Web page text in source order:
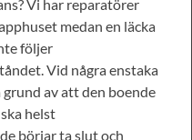
Vi har reparatörer
medan en läcka
följer
Vid några enstaka
av att den boende
helst
börjar ta slut och